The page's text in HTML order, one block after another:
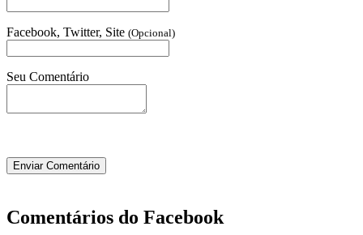
Facebook, Twitter, Site (Opcional)
Seu Comentário
Comentários do Facebook